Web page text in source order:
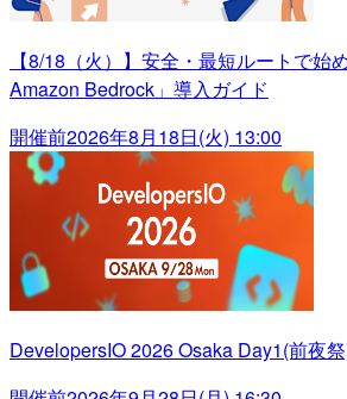
【8/18（火）】安全・最短ルートで始
Amazon Bedrock」導入ガイド
開催前2026年8月18日(火) 13:00
DevelopersIO 2026 Osaka Day1(前夜